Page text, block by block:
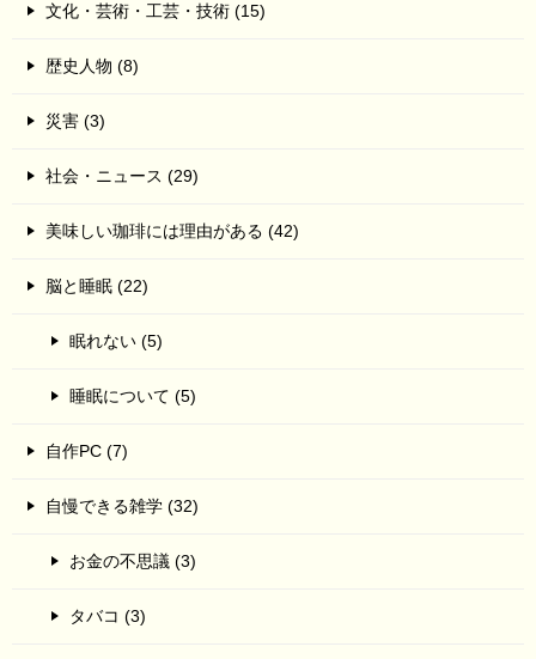
文化・芸術・工芸・技術 (15)
歴史人物 (8)
災害 (3)
社会・ニュース (29)
美味しい珈琲には理由がある (42)
脳と睡眠 (22)
眠れない (5)
睡眠について (5)
自作PC (7)
自慢できる雑学 (32)
お金の不思議 (3)
タバコ (3)